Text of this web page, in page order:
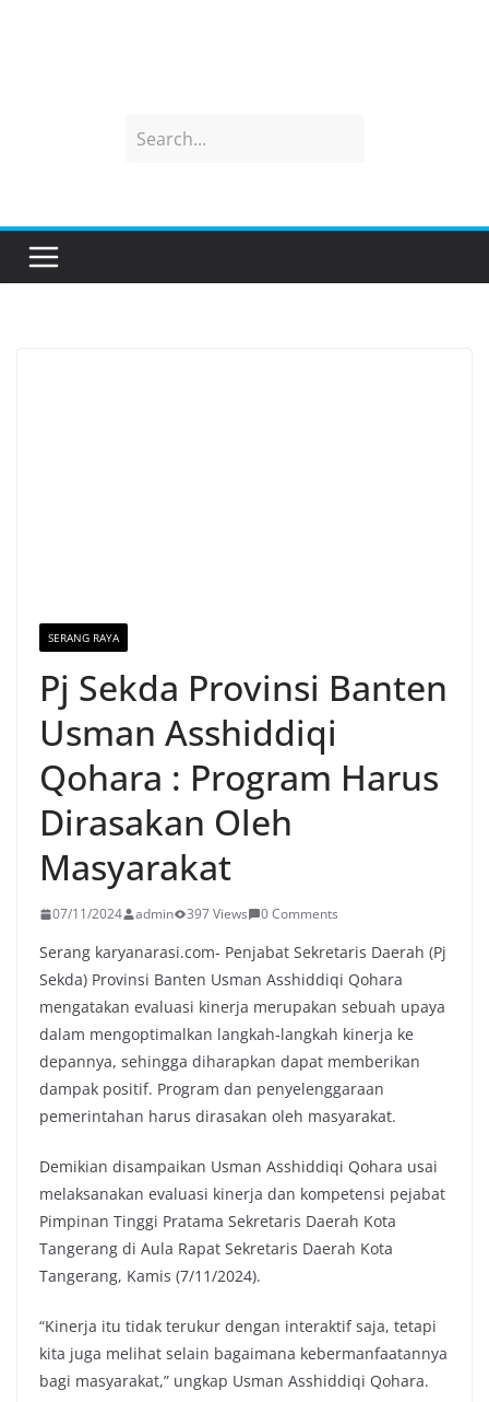
SERANG RAYA
Pj Sekda Provinsi Banten
Usman Asshiddiqi
Qohara : Program Harus
Dirasakan Oleh
Masyarakat
07/11/2024 admin 397 Views 0 Comments
Serang karyanarasi.com- Penjabat Sekretaris Daerah (Pj
Sekda) Provinsi Banten Usman Asshiddiqi Qohara
mengatakan evaluasi kinerja merupakan sebuah upaya
dalam mengoptimalkan langkah-langkah kinerja ke
depannya, sehingga diharapkan dapat memberikan
dampak positif. Program dan penyelenggaraan
pemerintahan harus dirasakan oleh masyarakat.
Demikian disampaikan Usman Asshiddiqi Qohara usai
melaksanakan evaluasi kinerja dan kompetensi pejabat
Pimpinan Tinggi Pratama Sekretaris Daerah Kota
Tangerang di Aula Rapat Sekretaris Daerah Kota
Tangerang, Kamis (7/11/2024).
“Kinerja itu tidak terukur dengan interaktif saja, tetapi
kita juga melihat selain bagaimana kebermanfaatannya
bagi masyarakat,” ungkap Usman Asshiddiqi Qohara.